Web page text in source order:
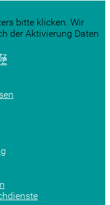
bitte klicken. Wir
der Aktivierung Daten